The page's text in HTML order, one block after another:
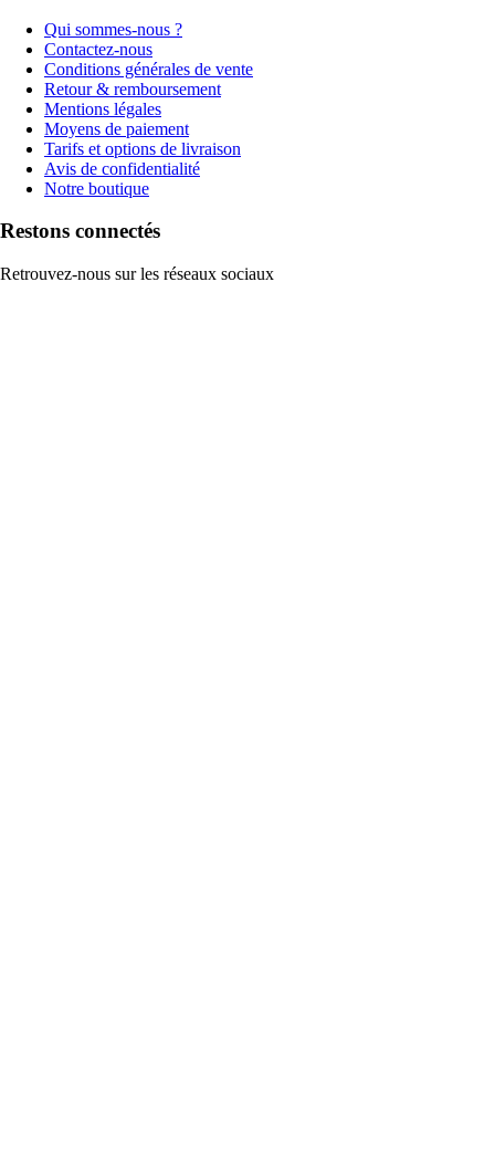
Qui sommes-nous ?
Contactez-nous
Conditions générales de vente
Retour & remboursement
Mentions légales
Moyens de paiement
Tarifs et options de livraison
Avis de confidentialité
Notre boutique
Restons connectés
Retrouvez-nous sur les réseaux sociaux